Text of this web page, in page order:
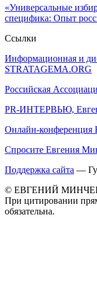
«Универсальные
специфика: Опыт
Ссылки
Информационная и
STRATAGEMA.ORG
Российская
PR-ИНТЕРВЬЮ,
Онлайн-конференция
Спросите Евгения
Поддержка сайта —
© ЕВГЕНИЙ
При цитировании
обязательна.